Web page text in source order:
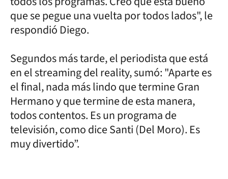
que se pegue una vuelta por todos lados", le
respondió Diego.
Segundos más tarde, el periodista que está
en el streaming del reality, sumó: "Aparte es
el final, nada más lindo que termine Gran
Hermano y que termine de esta manera,
todos contentos. Es un programa de
televisión, como dice Santi (Del Moro). Es
muy divertido”.